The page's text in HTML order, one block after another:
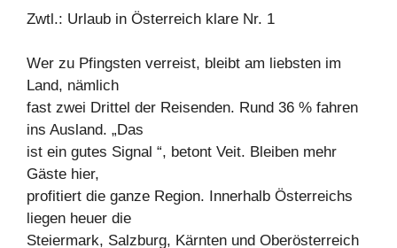
Zwtl.: Urlaub in Österreich klare Nr. 1
Wer zu Pfingsten verreist, bleibt am liebsten im
Land, nämlich
fast zwei Drittel der Reisenden. Rund 36 % fahren
ins Ausland. „Das
ist ein gutes Signal “, betont Veit. Bleiben mehr
Gäste hier,
profitiert die ganze Region. Innerhalb Österreichs
liegen heuer die
Steiermark, Salzburg, Kärnten und Oberösterreich